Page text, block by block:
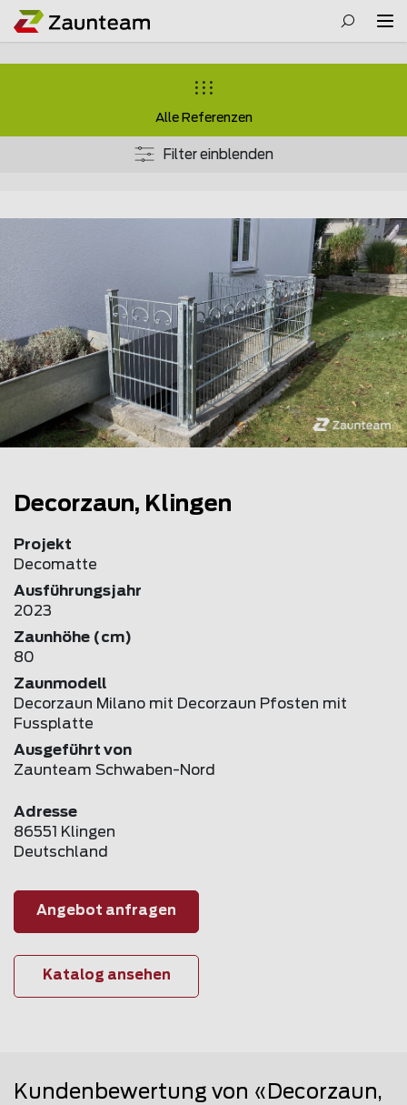
Alle Referenzen
Filter einblenden
Decorzaun, Klingen
Projekt
Decomatte
Ausführungsjahr
2023
Zaunhöhe (cm)
80
Zaunmodell
Decorzaun Milano mit Decorzaun Pfosten mit
Fussplatte
Ausgeführt von
Zaunteam Schwaben-Nord
Adresse
86551 Klingen
Deutschland
Angebot anfragen
Katalog ansehen
Kundenbewertung von «Decorzaun,